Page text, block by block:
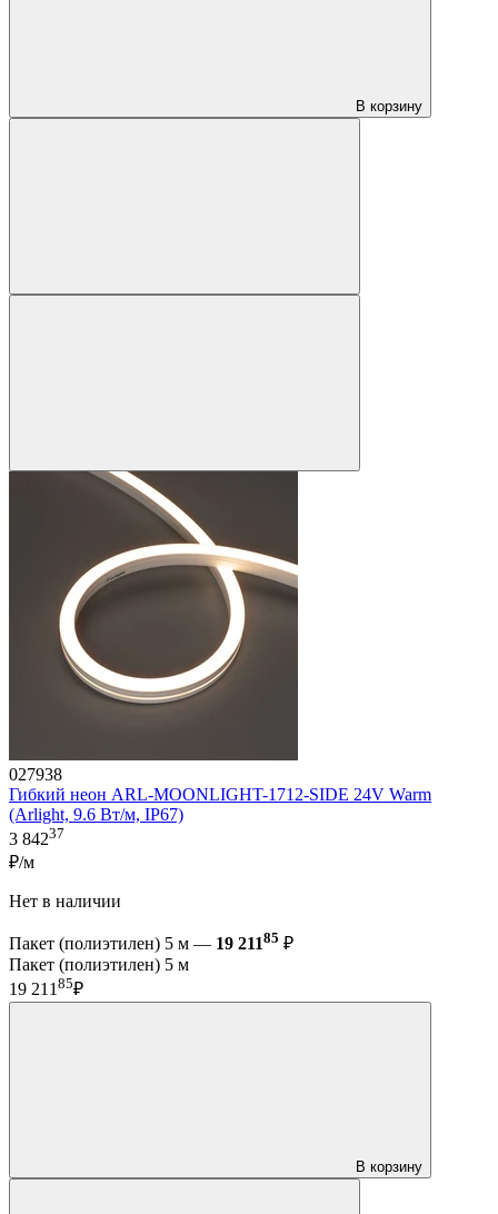
В корзину
027938
Гибкий неон ARL-MOONLIGHT-1712-SIDE 24V Warm
(Arlight, 9.6 Вт/м, IP67)
3 84237
₽/м
Нет в наличии
Пакет (полиэтилен) 5 м — 19 21185 ₽
Пакет (полиэтилен) 5 м
19 21185₽
В корзину